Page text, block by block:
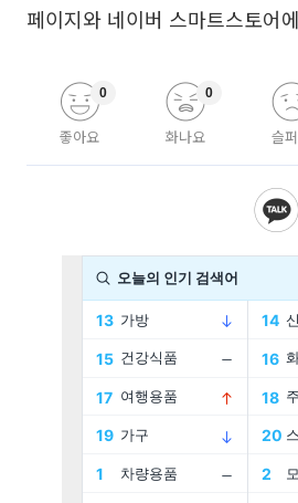
페이지와 네이버 스마트스토어
좋아요
0
화나요
0
슬